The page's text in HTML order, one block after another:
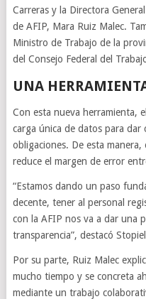
Carreras y la Directora
de AFIP, Mara Ruiz Malec.
Ministro de Trabajo de la
del Consejo Federal del
UNA
Con esta nueva herramienta,
carga única de datos para
obligaciones. De esta
reduce el margen de error
“Estamos dando un paso
decente, tener al personal
con la AFIP nos va a dar una
transparencia”, destacó
Por su parte, Ruiz Malec
mucho tiempo y se concreta
mediante un trabajo